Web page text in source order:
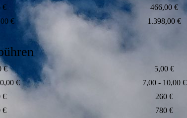
€
466,00 €
€ 1.398,00 €
€
5,00 €
€
7,00 - 10,00 €
€
260 €
€ 780 €